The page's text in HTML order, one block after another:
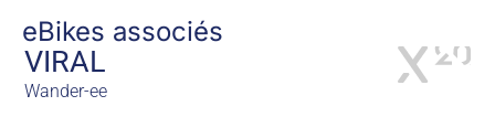
eBikes associés
VIRAL
Wander-ee